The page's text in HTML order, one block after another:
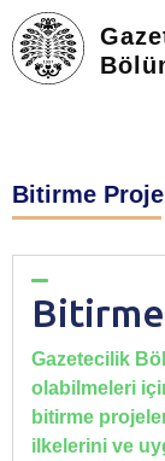
LISANS
ARAŞTIRMA
ADAY
İLETIŞIM
Bitirme
Gazetecilik
olabilmeleri
bitirme
ilkelerini ve